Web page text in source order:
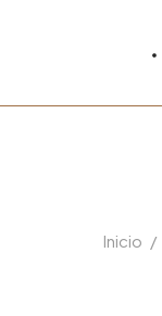
Inicio /